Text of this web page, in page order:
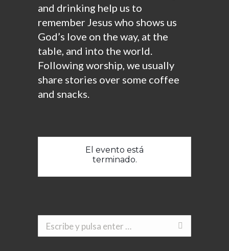
and drinking help us to
remember Jesus who shows us
God’s love on the way, at the
table, and into the world.
Following worship, we usually
share stories over some coffee
and snacks.
El evento está
terminado.
Buscar: